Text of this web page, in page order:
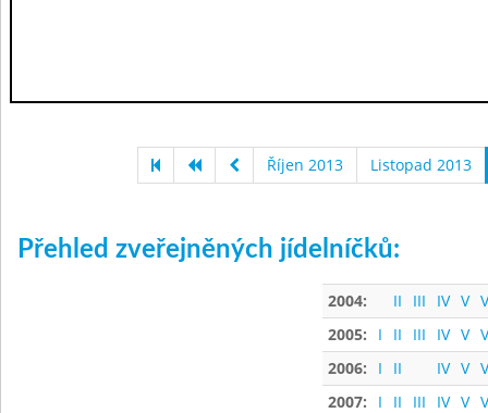
Říjen 2013 Listopad 2013
Přehled zveřejněných jídelníčků:
2004: II III IV V
2005:
I II III IV V
2006:
I II IV V
2007:
I II III IV V